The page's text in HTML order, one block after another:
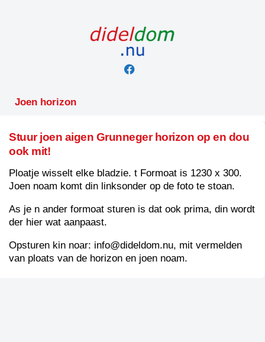
Joen horizon
Stuur joen aigen Grunneger horizon op en dou
ook mit!
Ploatje wisselt elke bladzie. t Formoat is 1230 x 300.
Joen noam komt din linksonder op de foto te stoan.
As je n ander formoat sturen is dat ook prima, din wordt
der hier wat aanpaast.
Opsturen kin noar: info@dideldom.nu, mit vermelden
van ploats van de horizon en joen noam.